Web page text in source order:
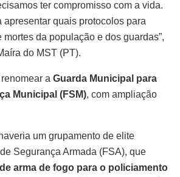
ter compromisso com a vida.
apresentar quais protocolos para
da população e dos guardas”,
do MST (PT).
a Guarda Municipal para
Municipal (FSM), com ampliação
um grupamento de elite
Segurança Armada (FSA), que
arma de fogo para o policiamento